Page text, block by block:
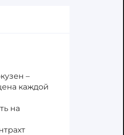
–
каждой
на